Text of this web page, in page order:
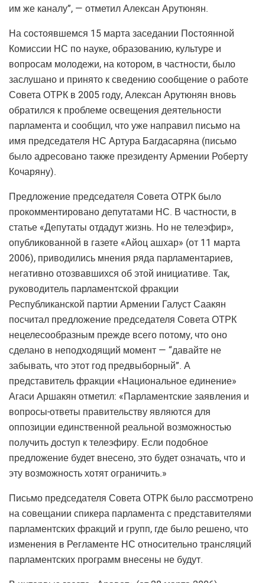
им же каналу”, — отметил Алексан Арутюнян.
На состоявшемся 15 марта заседании Постоянной
Комиссии НС по науке, образованию, культуре и
вопросам молодежи, на котором, в частности, было
заслушано и принято к сведению сообщение о работе
Совета ОТРК в 2005 году, Алексан Арутюнян вновь
обратился к проблеме освещения деятельности
парламента и сообщил, что уже направил письмо на
имя председателя НС Артура Багдасаряна (письмо
было адресовано также президенту Армении Роберту
Кочаряну).
Предложение председателя Совета ОТРК было
прокомментировано депутатами НС. В частности, в
статье «Депутаты отдадут жизнь. Но не телеэфир»,
опубликованной в газете «Айоц ашхар» (от 11 марта
2006), приводились мнения ряда парламентариев,
негативно отозвавшихся об этой инициативе. Так,
руководитель парламентской фракции
Республиканской партии Армении Галуст Саакян
посчитал предложение председателя Совета ОТРК
нецелесообразным прежде всего потому, что оно
сделано в неподходящий момент — “давайте не
забывать, что этот год предвыборный”. А
представитель фракции «Национальное единение»
Агаси Аршакян отметил: «Парламентские заявления и
вопросы-ответы правительству являются для
оппозиции единственной реальной возможностью
получить доступ к телеэфиру. Если подобное
предложение будет внесено, это будет означать, что и
эту возможность хотят ограничить.»
Письмо председателя Совета ОТРК было рассмотрено
на совещании спикера парламента с представителями
парламентских фракций и групп, где было решено, что
изменения в Регламенте НС относительно трансляций
парламентских программ внесены не будут.